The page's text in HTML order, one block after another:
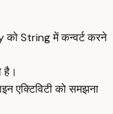
String में कन्वर्ट करने
है।
एक्टिविटी को समझना